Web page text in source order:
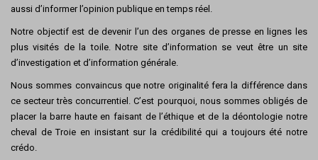
aussi d’informer l’opinion publique en temps réel.
Notre objectif est de devenir l’un des organes de presse en lignes les
plus visités de la toile. Notre site d’information se veut être un site
d’investigation et d’information générale.
Nous sommes convaincus que notre originalité fera la différence dans
ce secteur très concurrentiel. C’est pourquoi, nous sommes obligés de
placer la barre haute en faisant de l’éthique et de la déontologie notre
cheval de Troie en insistant sur la crédibilité qui a toujours été notre
crédo.